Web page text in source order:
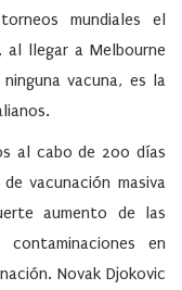
mundiales el
al llegar a Melbourne
vacuna, es la
al cabo de 200 días
vacunación masiva
aumento de las
en
Novak Djokovic